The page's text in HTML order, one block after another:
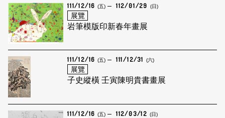
111/12/16 (五) 112/01/29 (日)
展覽
岩筆模版印新春年畫展
111/12/16 (五) 111/12/31 (六)
展覽
子史縱橫 壬寅陳明貴書畫展
111/12/16 (五) 112/03/12 (日)